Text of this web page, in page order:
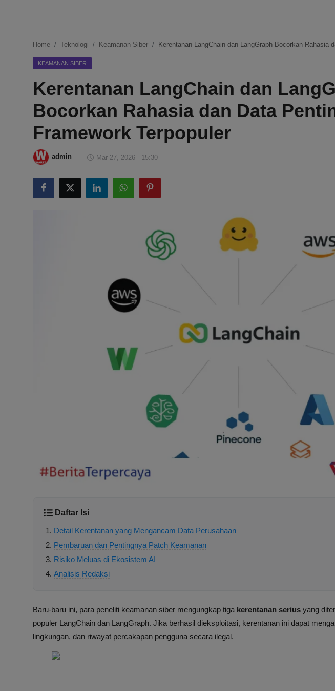
Ekonomi
Internasional
Teknologi
Hiburan
Kesehatan
Home Teknologi Keamanan Siber Kerentanan LangChain dan LangGraph Bocorkan Rahasia
KEAMANAN SIBER
Kerentanan LangChain dan
Bocorkan Rahasia dan Data
Framework Terpopuler
admin Mar 27, 2026 - 15:30
Daftar Isi
Detail Kerentanan yang Mengancam Data Perusahaan
Pembaruan dan Pentingnya Patch Keamanan
Risiko Meluas di Ekosistem AI
Analisis Redaksi
Baru-baru ini, para peneliti keamanan siber mengungkap tiga kerentanan serius yang
populer LangChain dan LangGraph. Jika berhasil dieksploitasi, kerentanan ini dapat
lingkungan, dan riwayat percakapan pengguna secara ilegal.